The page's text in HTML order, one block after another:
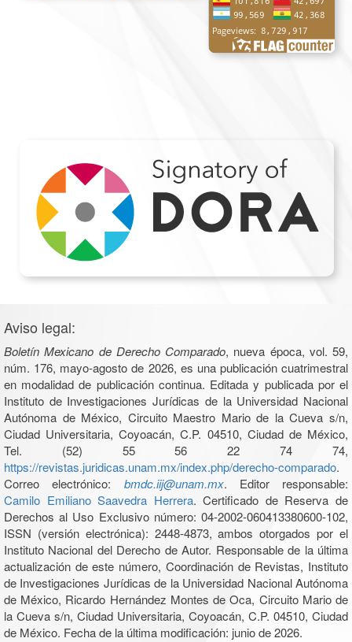
Aviso legal:
Boletín Mexicano de Derecho Comparado, nueva época, vol. 59,
núm. 176, mayo-agosto de 2026, es una publicación cuatrimestral
en modalidad de publicación continua. Editada y publicada por el
Instituto de Investigaciones Jurídicas de la Universidad Nacional
Autónoma de México, Circuito Maestro Mario de la Cueva s/n,
Ciudad Universitaria, Coyoacán, C.P. 04510, Ciudad de México,
Tel. (52) 55 56 22 74 74,
https://revistas.juridicas.unam.mx/index.php/derecho-comparado.
Correo electrónico: bmdc.iij@unam.mx. Editor responsable:
Camilo Emiliano Saavedra Herrera. Certificado de Reserva de
Derechos al Uso Exclusivo número: 04-2002-060413380600-102,
ISSN (versión electrónica): 2448-4873, ambos otorgados por el
Instituto Nacional del Derecho de Autor. Responsable de la última
actualización de este número, Coordinación de Revistas, Instituto
de Investigaciones Jurídicas de la Universidad Nacional Autónoma
de México, Ricardo Hernández Montes de Oca, Circuito Mario de
la Cueva s/n, Ciudad Universitaria, Coyoacán, C.P. 04510, Ciudad
de México. Fecha de la última modificación: junio de 2026.